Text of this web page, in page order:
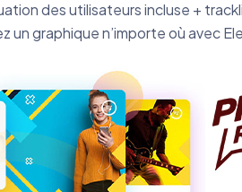
des utilisateurs incluse +
un graphique n’importe où avec